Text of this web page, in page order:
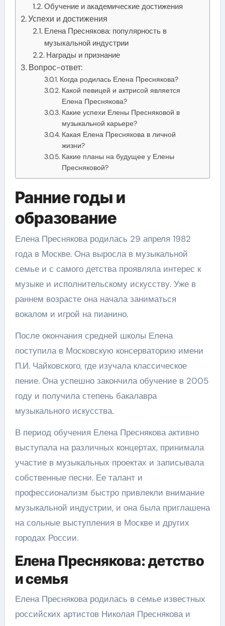
Обучение и академические достижения
Успехи и достижения
Елена Преснякова: популярность в
музыкальной индустрии
Награды и признание
Вопрос-ответ:
Когда родилась Елена Преснякова?
Какой певицей и актрисой является
Елена Преснякова?
Какие успехи Елены Пресняковой в
музыкальной карьере?
Какая Елена Преснякова в личной
жизни?
Какие планы на будущее у Елены
Пресняковой?
Ранние годы и
образование
Елена Преснякова родилась 29 апреля 1982
года в Москве. Она выросла в музыкальной
семье и с самого детства проявляла интерес к
музыке и исполнительскому искусству. Уже в
раннем возрасте она начала заниматься
вокалом и игрой на пианино.
После окончания средней школы Елена
поступила в Московскую консерваторию имени
П.И. Чайковского, где изучала классическое
пение. Она успешно закончила обучение в 2005
году и получила степень бакалавра
музыкального искусства.
В период обучения Елена Преснякова активно
выступала на различных концертах, принимала
участие в музыкальных проектах и записывала
собственные песни. Ее талант и
профессионализм быстро привлекли внимание
музыкальной индустрии, и она была приглашена
на сольные выступления в Москве и других
городах России.
Елена Преснякова: детство
и семья
Елена Преснякова родилась в семье известных
российских артистов Николая Преснякова и